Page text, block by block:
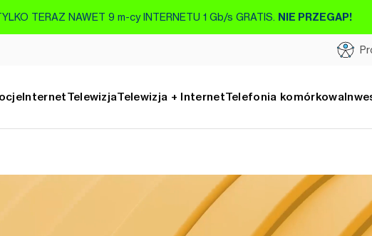
TERAZ NAWET 9 m-cy INTERNETU 1 Gb/s GRATIS. NIE PRZEGAP!
InternetTelewizjaTelewizja + InternetTelefonia komórkowa